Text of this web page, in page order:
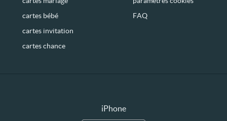
cartes bébé
cartes invitation
cartes chance
FAQ
iPhone